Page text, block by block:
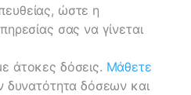
ώστε η
σας να γίνεται
άτοκες δόσεις. Μάθετε
δυνατότητα δόσεων και